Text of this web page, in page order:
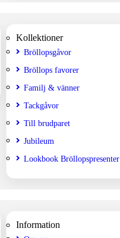
Kollektioner
Bröllopsgåvor
Bröllops favorer
Familj & vänner
Tackgåvor
Till brudparet
Jubileum
Lookbook Bröllopspresenter
Information